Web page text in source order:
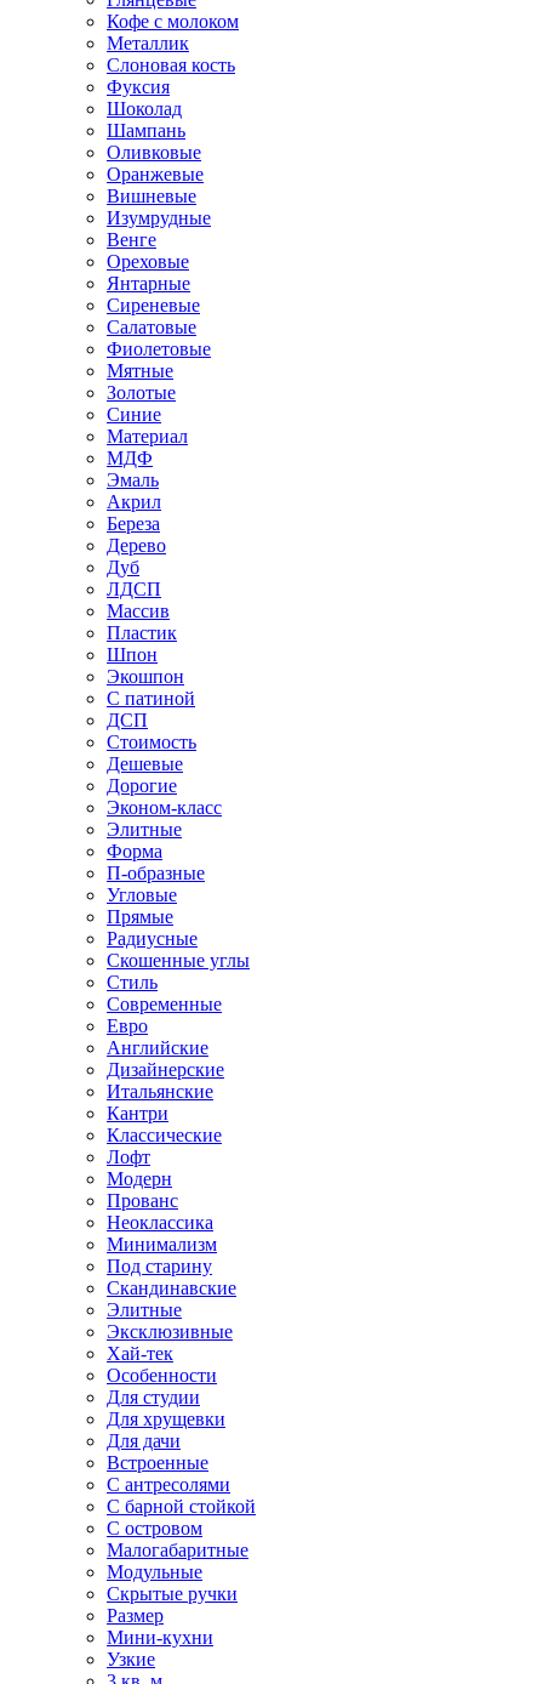
Кофе с молоком
Металлик
Слоновая кость
Фуксия
Шоколад
Шампань
Оливковые
Оранжевые
Вишневые
Изумрудные
Венге
Ореховые
Янтарные
Сиреневые
Салатовые
Фиолетовые
Мятные
Золотые
Синие
Материал
МДФ
Эмаль
Акрил
Береза
Дерево
Дуб
ЛДСП
Массив
Пластик
Шпон
Экошпон
С патиной
ДСП
Стоимость
Дешевые
Дорогие
Эконом-класс
Элитные
Форма
П-образные
Угловые
Прямые
Радиусные
Скошенные углы
Стиль
Современные
Евро
Английские
Дизайнерские
Итальянские
Кантри
Классические
Лофт
Модерн
Прованс
Неоклассика
Минимализм
Под старину
Скандинавские
Элитные
Эксклюзивные
Хай-тек
Особенности
Для студии
Для хрущевки
Для дачи
Встроенные
С антресолями
С барной стойкой
С островом
Малогабаритные
Модульные
Скрытые ручки
Размер
Мини-кухни
Узкие